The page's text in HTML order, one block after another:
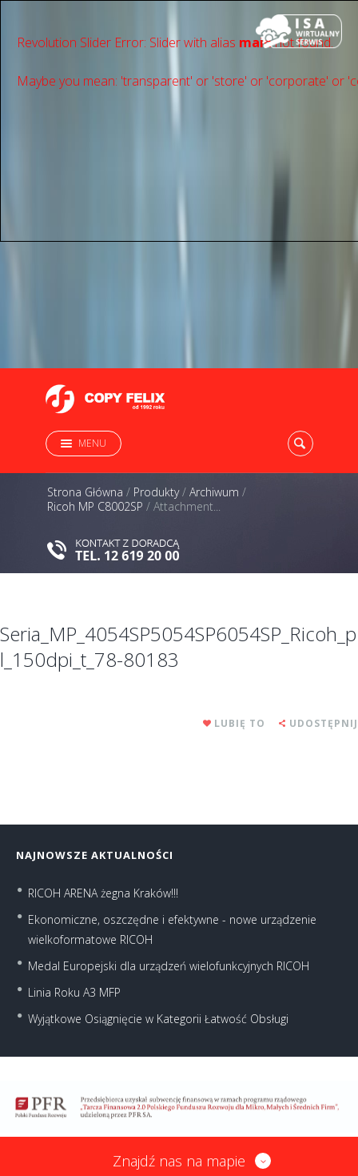
Revolution Slider Error: Slider with alias mainnot found.
Maybe you mean: 'transparent' or 'store' or 'сorporate' or
MENU
Strona Główna / Produkty/ Archiwum /
Ricoh MP C8002SP / Attachment...
Seria_MP_4054SP5054SP6054SP_Ricoh_p
l_150dpi_t_78-80183
LUBIĘ TO UDOSTĘPNIJ
NAJNOWSZE AKTUALNOŚCI
RICOH ARENA żegna Kraków!!!
Ekonomiczne, oszczędne i efektywne - nowe urządzenie
wielkoformatowe RICOH
Medal Europejski dla urządzeń wielofunkcyjnych RICOH
Linia Roku A3 MFP
Wyjątkowe Osiągnięcie w Kategorii Łatwość Obsługi
Znajdź nas na mapie